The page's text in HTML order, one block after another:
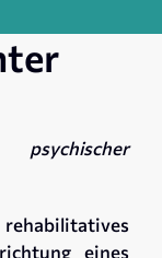
eines